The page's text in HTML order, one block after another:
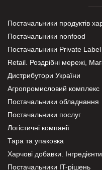
Постачальники продуктів
Постачальники nonfood
Постачальники Private Label
Retail. Роздрібні мережі,
Дистрибутори України
Агропромисловий комплекс
Постачальники обладнання
Постачальники послуг
Логістичні компанії
Тара та упаковка
Харчові добавки. Інгредієнти.
Постачальники IT-рішень